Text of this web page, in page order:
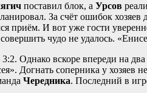
поставил блок, а Урсов
За счёт ошибок хозяев
приём. И вот уже гости
чудо не удалось.
Однако вскоре впереди на
Догнать соперника у хозяев
Чередника. Последний в